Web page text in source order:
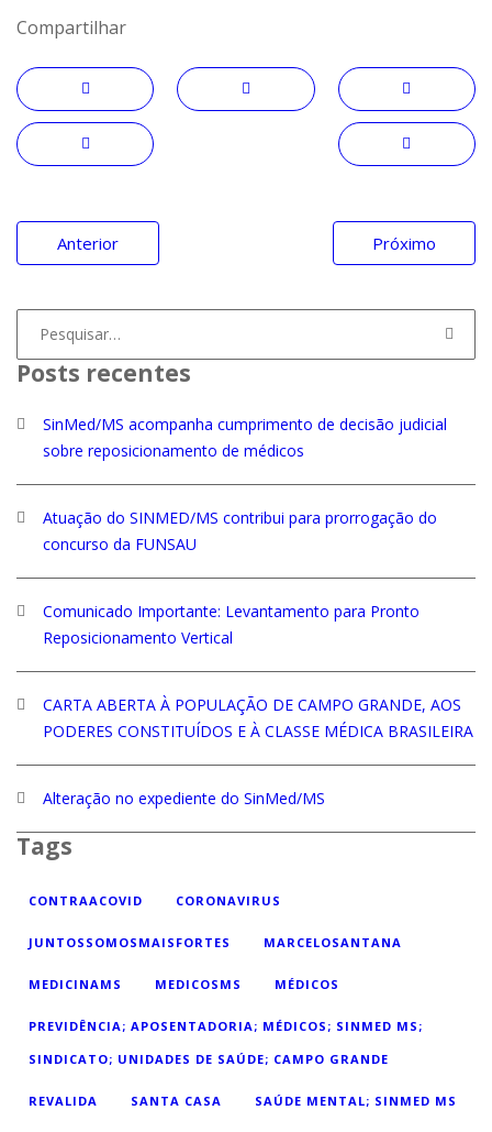
Compartilhar
Navegação
de
Anterior Próximo
por:
Posts recentes
SinMed/MS acompanha cumprimento de decisão judicial
sobre reposicionamento de médicos
Atuação do SINMED/MS contribui para prorrogação do
concurso da FUNSAU
Comunicado Importante: Levantamento para Pronto
Reposicionamento Vertical
CARTA ABERTA À POPULAÇÃO DE CAMPO GRANDE, AOS
PODERES CONSTITUÍDOS E À CLASSE MÉDICA BRASILEIRA
Alteração no expediente do SinMed/MS
Tags
CONTRAACOVID CORONAVIRUS
JUNTOSSOMOSMAISFORTES MARCELOSANTANA
MEDICINAMS MEDICOSMS MÉDICOS
PREVIDÊNCIA; APOSENTADORIA; MÉDICOS; SINMED MS;
SINDICATO; UNIDADES DE SAÚDE; CAMPO GRANDE
REVALIDA SANTA CASA SAÚDE MENTAL; SINMED MS